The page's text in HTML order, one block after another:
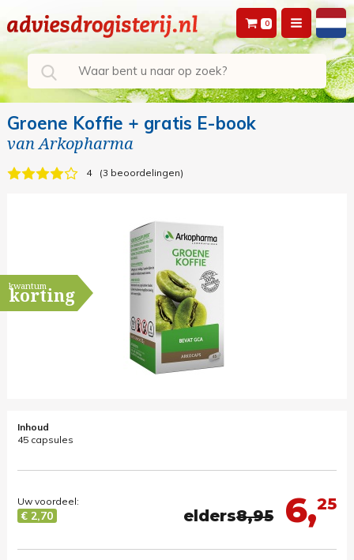
0
Groene Koffie + gratis E-book
vanArkopharma
4 3 beoordelingen
kwantum
korting
Inhoud
45 capsules
6,25
elders8,95
Uw voordeel:
€ 2,70